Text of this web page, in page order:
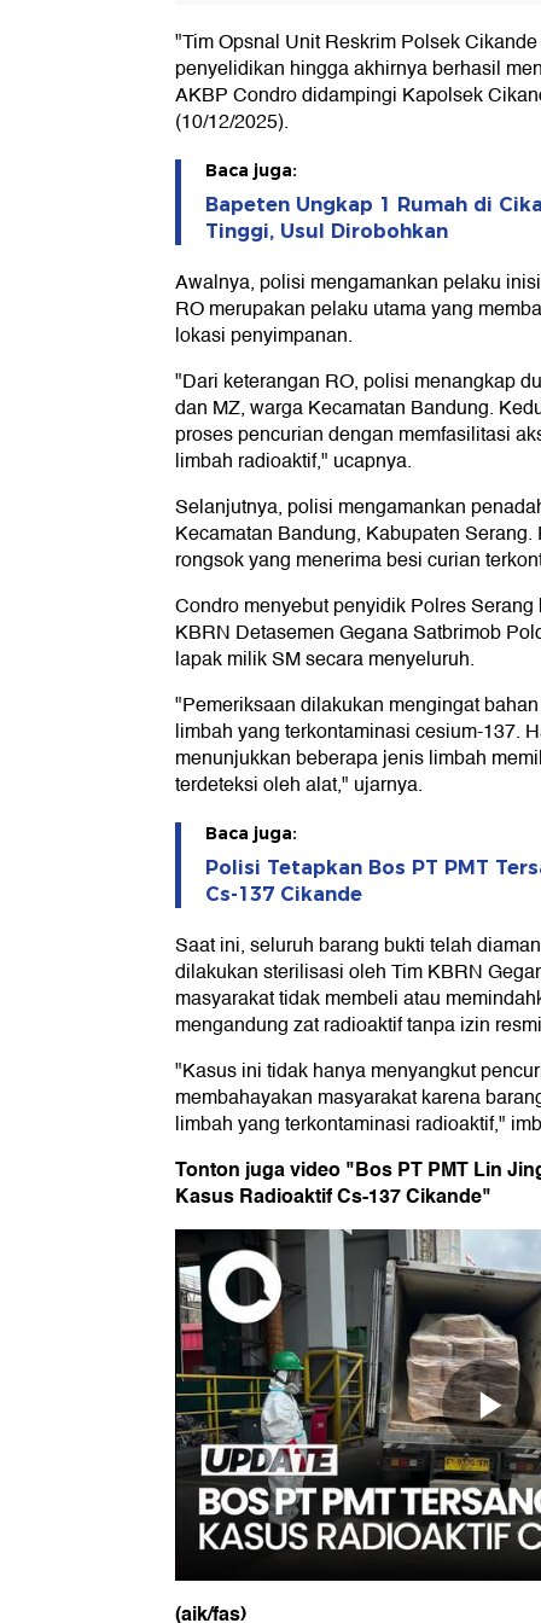
"Tim Opsnal Unit Reskrim Polsek
penyelidikan hingga akhirnya berhasil
AKBP Condro didampingi Kapolsek
(10/12/2025).
Baca juga:
Bapeten Ungkap 1 Rumah di
Tinggi, Usul Dirobohkan
Awalnya, polisi mengamankan pelaku
RO merupakan pelaku utama yang
lokasi penyimpanan.
"Dari keterangan RO, polisi menangkap
dan MZ, warga Kecamatan Bandung.
proses pencurian dengan memfasilitasi
limbah radioaktif," ucapnya.
Selanjutnya, polisi mengamankan
Kecamatan Bandung, Kabupaten
rongsok yang menerima besi curian
Condro menyebut penyidik Polres
KBRN Detasemen Gegana Satbrimob
lapak milik SM secara menyeluruh.
"Pemeriksaan dilakukan mengingat
limbah yang terkontaminasi cesium-137.
menunjukkan beberapa jenis limbah
terdeteksi oleh alat," ujarnya.
Baca juga:
Polisi Tetapkan Bos PT PMT
Cs-137 Cikande
Saat ini, seluruh barang bukti telah
dilakukan sterilisasi oleh Tim KBRN
masyarakat tidak membeli atau
mengandung zat radioaktif tanpa izin
"Kasus ini tidak hanya menyangkut
membahayakan masyarakat karena
limbah yang terkontaminasi radioaktif,"
Tonton juga video "Bos PT PMT Lin
Kasus Radioaktif Cs-137 Cikande"
(aik/fas)